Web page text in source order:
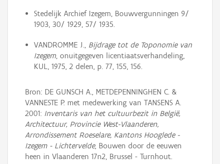
Stedelijk Archief Izegem, Bouwvergunningen 9/
1903, 30/ 1929, 57/ 1935.
VANDROMME J., Bijdrage tot de Toponomie van
Izegem, onuitgegeven licentiaatsverhandeling,
KUL, 1975, 2 delen, p. 77, 155, 156.
Bron: DE GUNSCH A., METDEPENNINGHEN C. &
VANNESTE P. met medewerking van TANSENS A.
2001: Inventaris van het cultuurbezit in België,
Architectuur, Provincie West-Vlaanderen,
Arrondissement Roeselare, Kantons Hooglede -
Izegem - Lichtervelde, Bouwen door de eeuwen
heen in Vlaanderen 17n2, Brussel - Turnhout.